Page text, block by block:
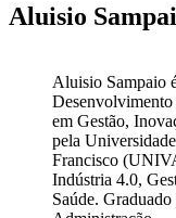
Aluisio
Aluisio Sampaio
em Gestão,
pela
Francisco
Indústria 4.0,
Saúde.